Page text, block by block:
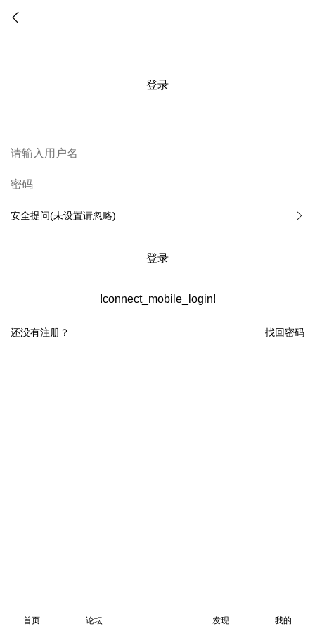
登录
安全提问(未设置请忽略)
登录
!connect_mobile_login!
找回密码
还没有注册？
首页 论坛 发现 我的